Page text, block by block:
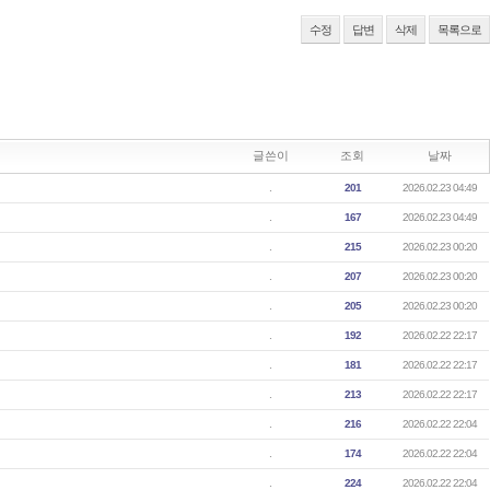
수정 답변 삭제 목록으로
글쓴이 조회 날짜
. 201 2026.02.23 04:49
. 167 2026.02.23 04:49
. 215 2026.02.23 00:20
. 207 2026.02.23 00:20
. 205 2026.02.23 00:20
. 192 2026.02.22 22:17
. 181 2026.02.22 22:17
. 213 2026.02.22 22:17
. 216 2026.02.22 22:04
. 174 2026.02.22 22:04
. 224 2026.02.22 22:04